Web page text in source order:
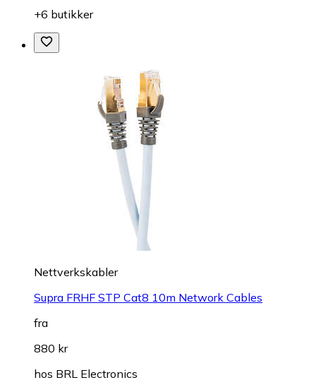
+6 butikker
Nettverkskabler
Supra FRHF STP Cat8 10m Network Cables
fra
880 kr
hos BRL Electronics